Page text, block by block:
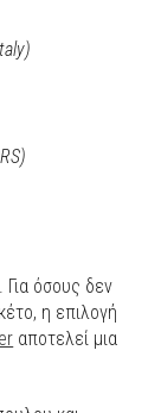
όσους δεν
η επιλογή
αποτελεί μια